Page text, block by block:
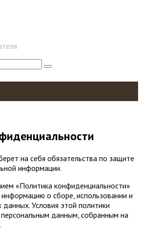
на себя обязательства по защите
информации.
«Политика конфиденциальности»
о сборе, использовании и
Условия этой политики
данным, собранным на